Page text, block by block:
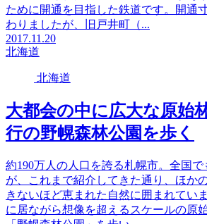
ために開通を目指した鉄道です。開通
わりましたが、旧戸井町（...
2017.11.20
北海道
北海道
大都会の中に広大な原始
行の野幌森林公園を歩く
約190万人の人口を誇る札幌市。全国
が、これまで紹介してきた通り、ほか
きないほど恵まれた自然に囲まれてい
に居ながら想像を超えるスケールの原